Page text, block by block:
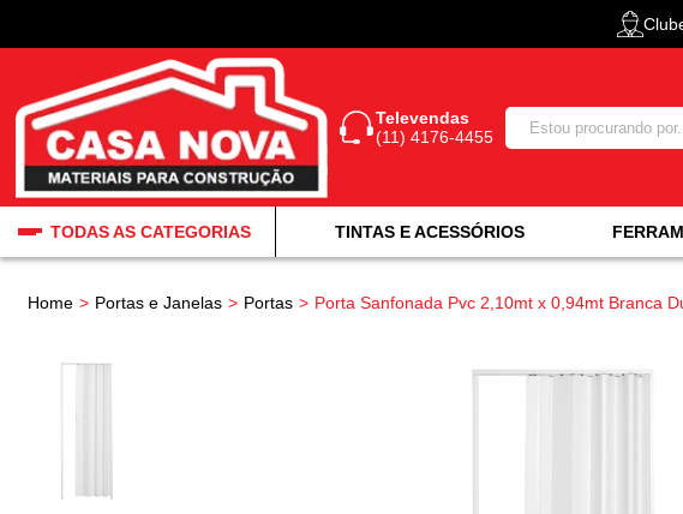
Televendas
(11) 4176-4455
TODAS AS CATEGORIAS TINTAS E ACESSÓRIOS
Home Portas e Janelas Portas Porta Sanfonada Pvc 2,10mt x 0,94mt Branca